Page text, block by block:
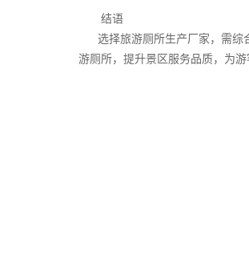
结语
选择旅游厕所生产厂家，需综
游厕所，提升景区服务品质，为游